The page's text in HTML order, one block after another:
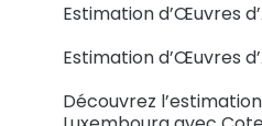
Estimation d’Œuvres
Estimation d’Œuvres
Découvrez